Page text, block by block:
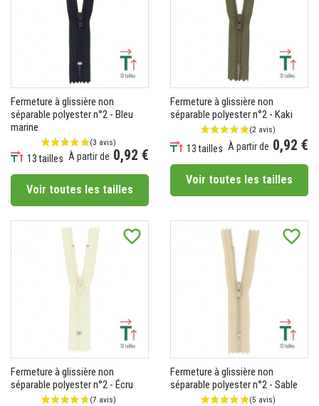
(2 avis)
Fermeture à glissière non
séparable polyester n°2 - Bleu
marine
13 tailles À partir de 0,92 €
Voir toutes les tailles
Fermeture à glissière non
séparable polyester n°2 - Kaki
13 tailles À partir de 0,92 €
Voir toutes les tailles
favorite_border
Fermeture à glissière non
séparable polyester n°2 - Écru
favorite_border
Fermeture à glissière non
séparable polyester n°2 - Sable